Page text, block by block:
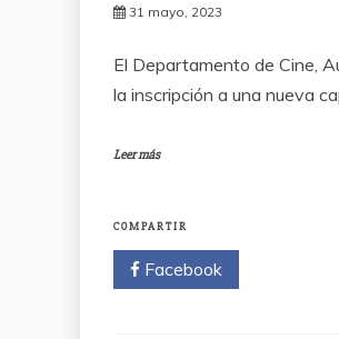
31 mayo, 2023
El Departamento de Cine,
la inscripción a una nueva
Leer más
COMPARTIR
Facebook